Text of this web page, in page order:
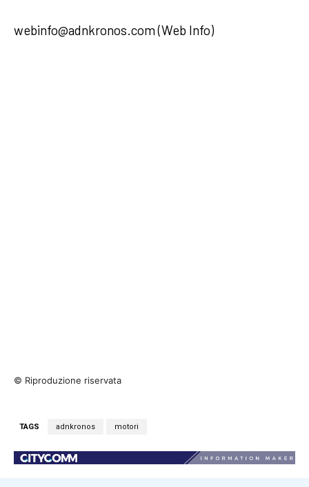
webinfo@adnkronos.com (Web Info)
© Riproduzione riservata
TAGS adnkronos motori